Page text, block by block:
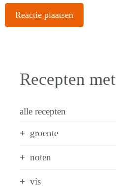
Recepten met
alle recepten
groente
noten
vis